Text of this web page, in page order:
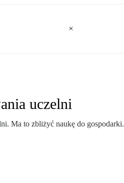
uczelni
Ma to zbliżyć naukę do gospodarki.